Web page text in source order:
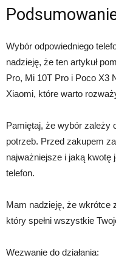
Wybór odpowiedniego
nadzieję, że ten artykuł
Pro, Mi 10T Pro i Poco X3
Xiaomi, które warto
Pamiętaj, że wybór zależy
potrzeb. Przed zakupem
najważniejsze i jaką
telefon.
Mam nadzieję, że wkrótce
który spełni wszystkie
Wezwanie do działania: